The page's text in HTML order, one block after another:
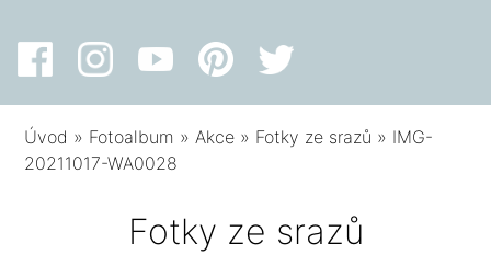
Úvod » Fotoalbum »Akce » Fotky ze srazů » IMG-
20211017-WA0028
Fotky ze srazů